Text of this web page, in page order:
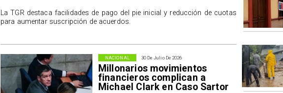
30 De Julio De 2026
Millonarios movimientos
financieros complican a
Michael Clark en Caso Sartor
NACIONAL
La TGR destaca facilidades de pago del pie inicial y reducción de cuotas
para aumentar suscripción de acuerdos.